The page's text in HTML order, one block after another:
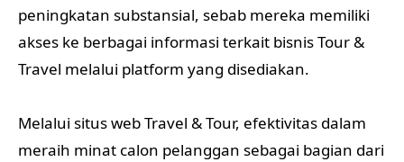
peningkatan substansial, sebab mereka memiliki
akses ke berbagai informasi terkait bisnis Tour &
Travel melalui platform yang disediakan.
Melalui situs web Travel & Tour, efektivitas dalam
meraih minat calon pelanggan sebagai bagian dari